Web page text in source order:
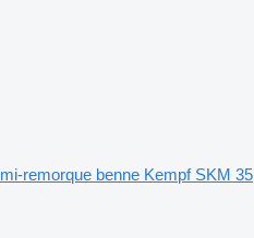
remorque benne Kempf SKM 35